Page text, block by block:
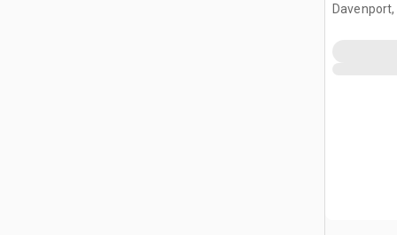
Davenport,